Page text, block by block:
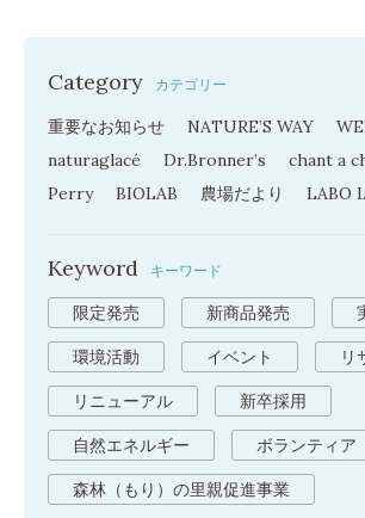
Category カテゴリー
重要なお知らせ NATURE’S WAY
naturaglacé
Dr.Bronner’s chant a
Perry
BIOLAB 農場だより LABO
Keyword キーワード
限定発売 新商品発売
環境活動 イベント リ
リニューアル 新卒採用
自然エネルギー ボランティア
森林（もり）の里親促進事業